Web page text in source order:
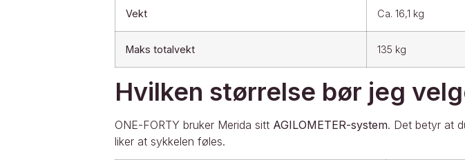
Vekt Ca. 16,1 kg
Maks totalvekt 135 kg
Hvilken størrelse bør jeg
ONE-FORTY bruker Merida sitt AGILOMETER-system. Det betyr at
liker at sykkelen føles.